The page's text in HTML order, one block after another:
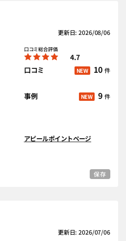
更新日: 2026/08/06
口コミ総合評価
4.7
口コミ
NEW 10 件
事例 NEW 9 件
アピールポイントページ
保存
更新日: 2026/07/06